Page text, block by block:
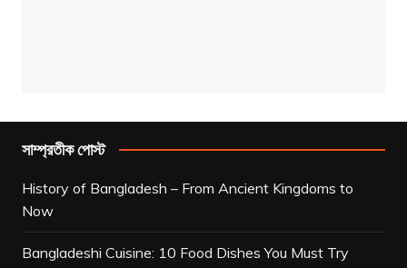
সাম্প্রতীক পোস্ট
History of Bangladesh – From Ancient Kingdoms to
Now
Bangladeshi Cuisine: 10 Food Dishes You Must Try